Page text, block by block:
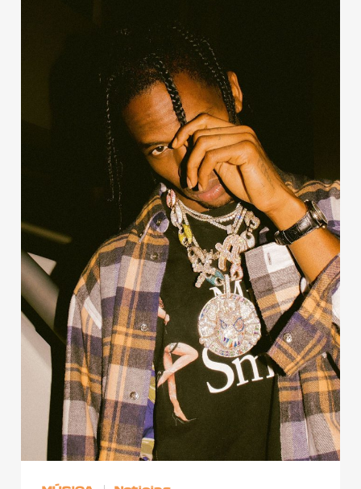
Home
Cover Story
Publicidad
Contacto
Aviso Legal
© 2015-2022 UMOMAG. PROPIEDAD DE UMO agency. TODOS LOS
DERECHOS RESERVADOS.